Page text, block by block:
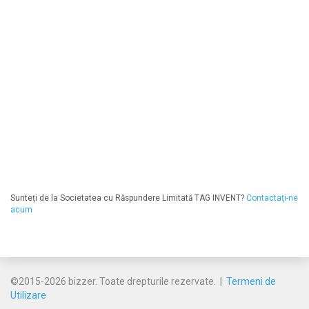
Sunteți de la Societatea cu Răspundere Limitată TAG INVENT? Contactaţi-ne
acum
©2015-2026 bizzer. Toate drepturile rezervate. | Termeni de
Utilizare